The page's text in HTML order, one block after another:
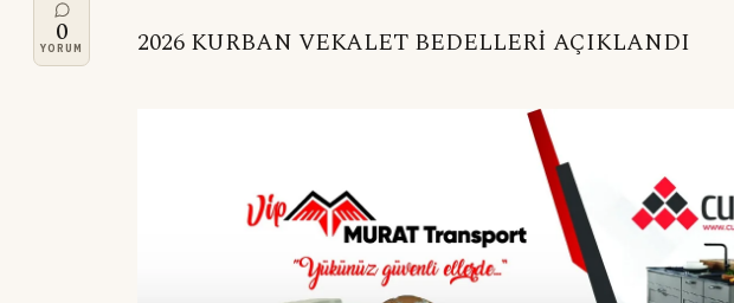
0
YORUM
2026 KURBAN VEKALET BEDELLERİ AÇIKLANDI